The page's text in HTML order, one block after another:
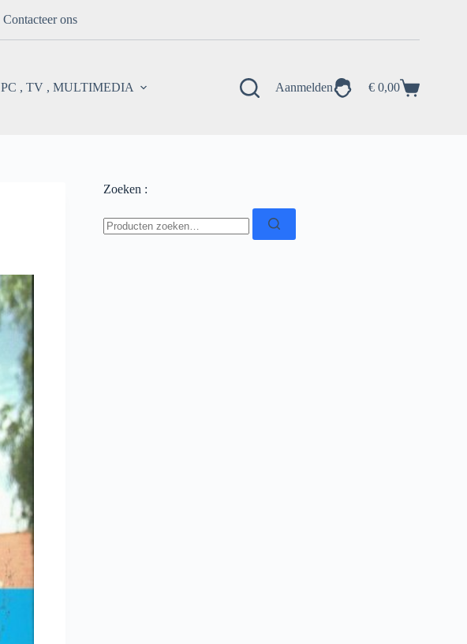
Contacteer ons
PC , TV , MULTIMEDIA Aanmelden Winkelwagen
€ 0,00
Zoeken :
naar: